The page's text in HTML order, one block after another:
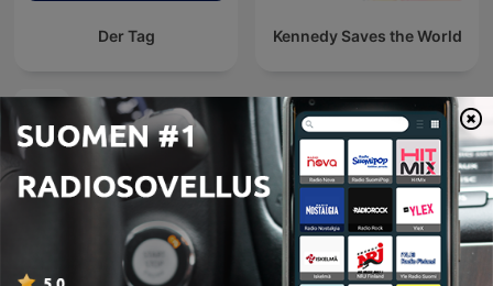
Der Tag Kennedy Saves the World
Kansainväliset Uutiset-podcastit